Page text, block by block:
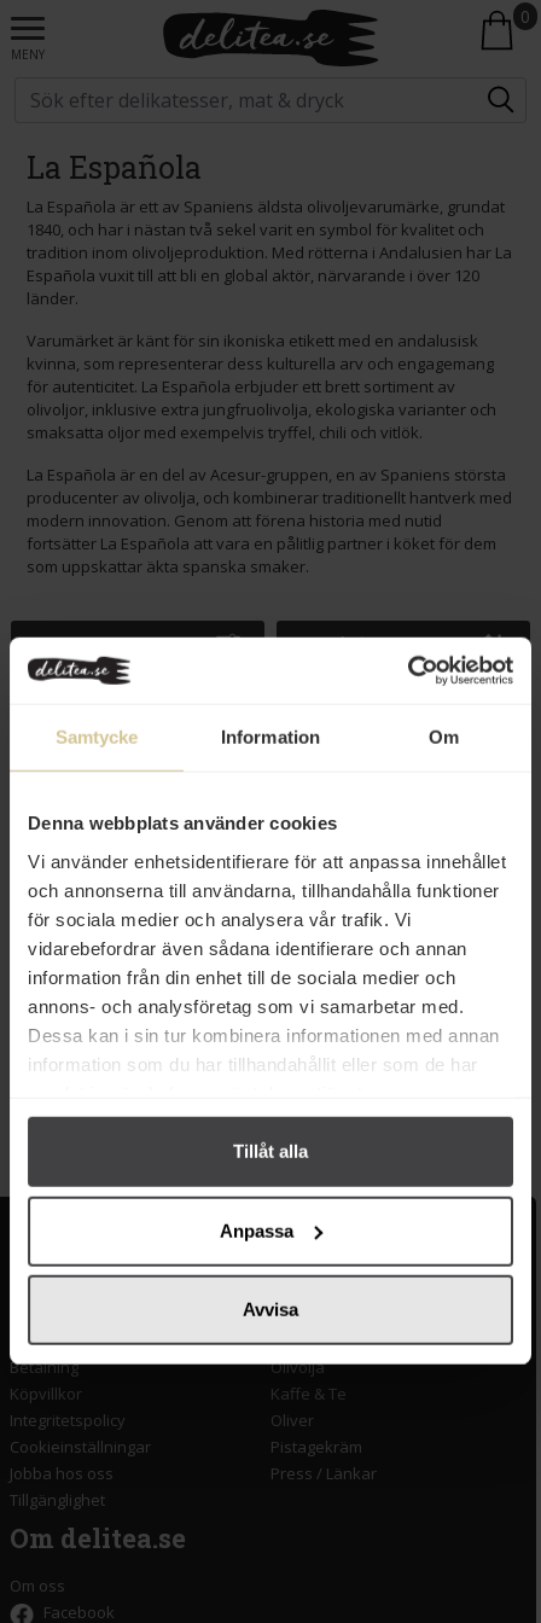
Samtycke Information Om
Denna webbplats använder cookies
Vi använder enhetsidentifierare för att anpassa innehållet
och annonserna till användarna, tillhandahålla funktioner
för sociala medier och analysera vår trafik. Vi
vidarebefordrar även sådana identifierare och annan
information från din enhet till de sociala medier och
annons- och analysföretag som vi samarbetar med.
Dessa kan i sin tur kombinera informationen med annan
information som du har tillhandahållit eller som de har
Tillåt alla
Anpassa
Avvisa
MENY
0
La Española
La Española är ett av Spaniens äldsta olivoljevarumärke, grundat
1840, och har i nästan två sekel varit en symbol för kvalitet och
tradition inom olivoljeproduktion. Med rötterna i Andalusien har La
Española vuxit till att bli en global aktör, närvarande i över 120
länder.
Varumärket är känt för sin ikoniska etikett med en andalusisk
kvinna, som representerar dess kulturella arv och engagemang
för autenticitet. La Española erbjuder ett brett sortiment av
olivoljor, inklusive extra jungfruolivolja, ekologiska varianter och
smaksatta oljor med exempelvis tryffel, chili och vitlök.
La Española är en del av Acesur-gruppen, en av Spaniens största
producenter av olivolja, och kombinerar traditionellt hantverk med
modern innovation. Genom att förena historia med nutid
fortsätter La Española att vara en pålitlig partner i köket för dem
som uppskattar äkta spanska smaker.
Filtrera Popularitet
65 kr
La Española Manzanillaoliver
med Rostad Paprika 3-pack
Köp
Frakt och leverans
Betalning
Köpvillkor
Integritetspolicy
Cookieinställningar
Jobba hos oss
Tillgänglighet
Populära länkar
Lyxkonserver
Pasta
Olivolja
Kaffe & Te
Oliver
Pistagekräm
Press / Länkar
Om delitea.se
Om oss
Facebook